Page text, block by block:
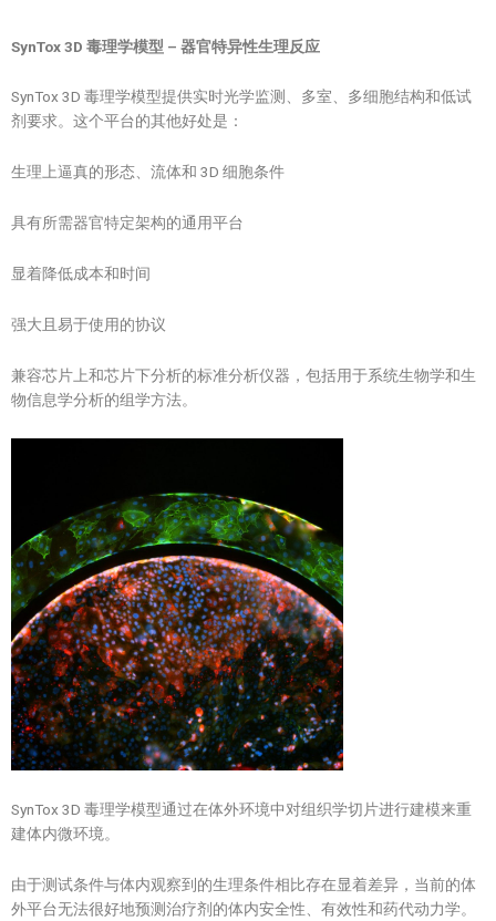
SynTox 3D 毒理学模型 – 器官特异性生理反应
SynTox 3D 毒理学模型提供实时光学监测、多室、多细胞结构和低试
剂要求。这个平台的其他好处是：
生理上逼真的形态、流体和 3D 细胞条件
具有所需器官特定架构的通用平台
显着降低成本和时间
强大且易于使用的协议
兼容芯片上和芯片下分析的标准分析仪器，包括用于系统生物学和生
物信息学分析的组学方法。
SynTox 3D 毒理学模型通过在体外环境中对组织学切片进行建模来重
建体内微环境。
由于测试条件与体内观察到的生理条件相比存在显着差异，当前的体
外平台无法很好地预测治疗剂的体内安全性、有效性和药代动力学。